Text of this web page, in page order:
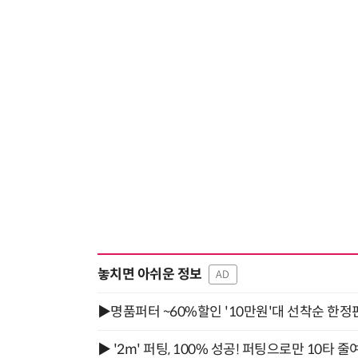
놓치면 아쉬운 정보 AD
▶명품퍼터 ~60%할인 '10만원'대 선착순 한정
▶ '2m' 퍼팅, 100% 성공! 퍼팅으로만 10타 줄